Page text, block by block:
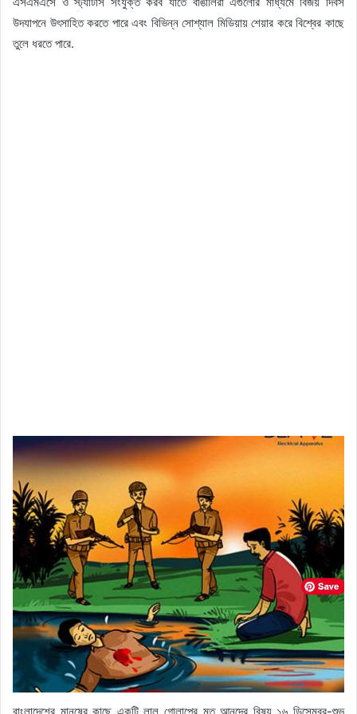
উদযাপনে উৎসাহিত করতে পারে এবং বিভিন্ন সোশ্যাল মিডিয়ায় শেয়ার করে বিশ্বের কাছে
তুলে ধরতে পারে.